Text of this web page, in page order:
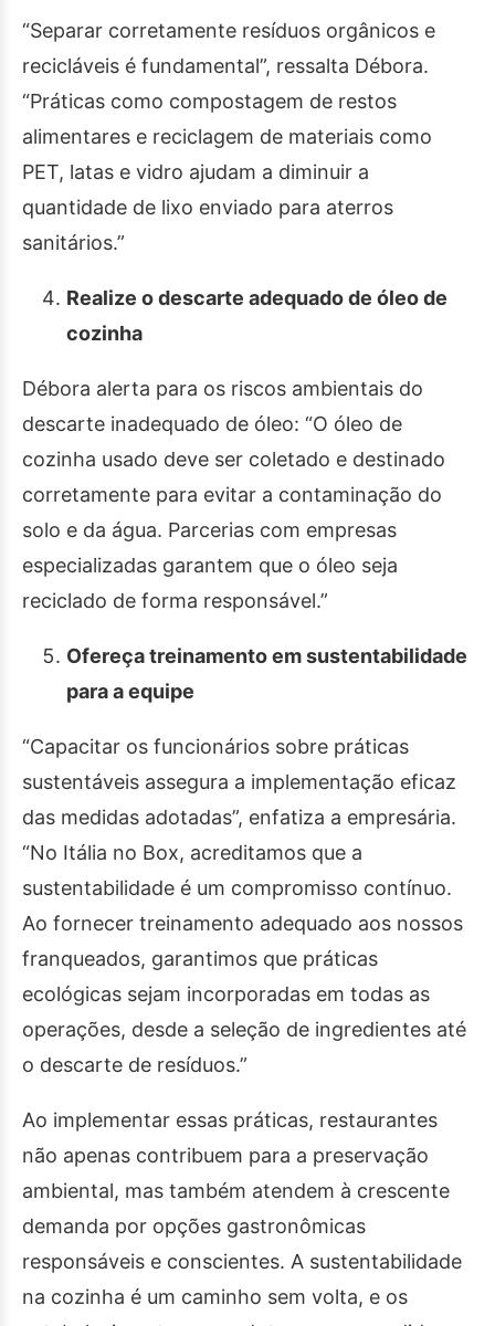
“Separar corretamente resíduos orgânicos e
recicláveis é fundamental”, ressalta Débora.
“Práticas como compostagem de restos
alimentares e reciclagem de materiais como
PET, latas e vidro ajudam a diminuir a
quantidade de lixo enviado para aterros
sanitários.”
Realize o descarte adequado de óleo de
cozinha
Débora alerta para os riscos ambientais do
descarte inadequado de óleo: “O óleo de
cozinha usado deve ser coletado e destinado
corretamente para evitar a contaminação do
solo e da água. Parcerias com empresas
especializadas garantem que o óleo seja
reciclado de forma responsável.”
Ofereça treinamento em sustentabilidade
para a equipe
“Capacitar os funcionários sobre práticas
sustentáveis assegura a implementação eficaz
das medidas adotadas”, enfatiza a empresária.
“No Itália no Box, acreditamos que a
sustentabilidade é um compromisso contínuo.
Ao fornecer treinamento adequado aos nossos
franqueados, garantimos que práticas
ecológicas sejam incorporadas em todas as
operações, desde a seleção de ingredientes até
o descarte de resíduos.”
Ao implementar essas práticas, restaurantes
não apenas contribuem para a preservação
ambiental, mas também atendem à crescente
demanda por opções gastronômicas
responsáveis e conscientes. A sustentabilidade
na cozinha é um caminho sem volta, e os